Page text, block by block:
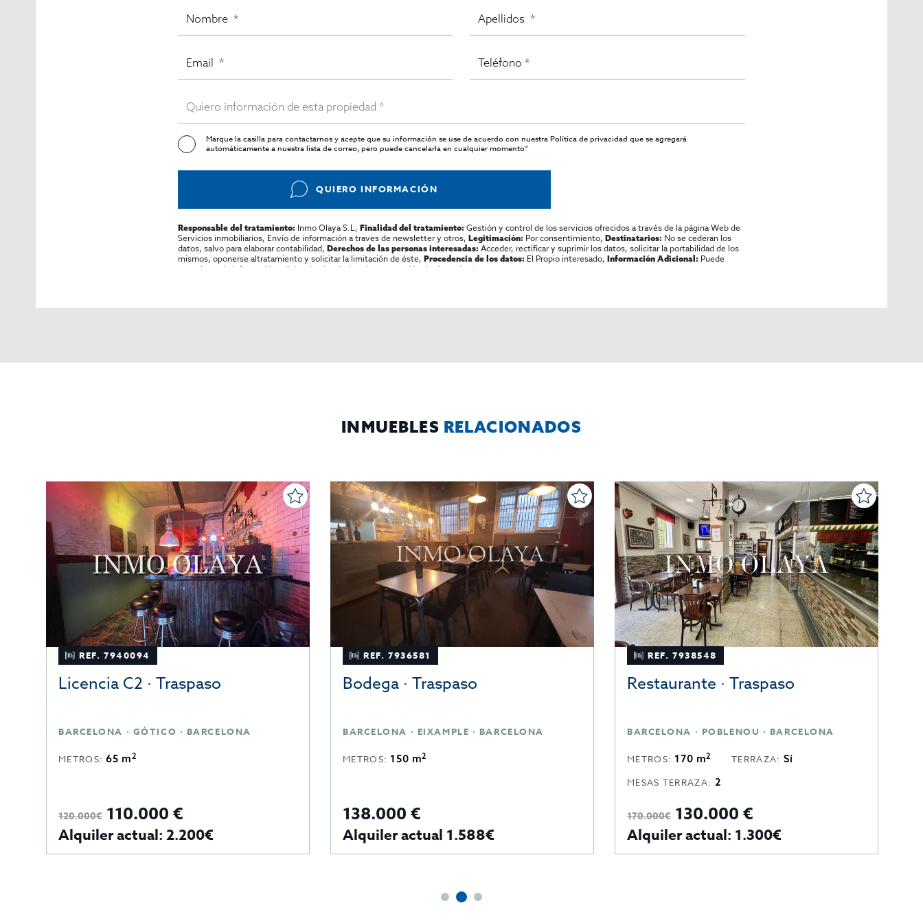
Marque la casilla para contactarnos y acepte que su información se use de acuerdo con nuestraPolítica de privacidad que se agregará
automáticamente a nuestra lista de correo, pero puede cancelarla en cualquier momento*
QUIERO INFORMACIÓN
Responsable del tratamiento: Inmo Olaya S.L, Finalidad del tratamiento: Gestión y control de los servicios ofrecidos a través de la página Web de
Servicios inmobiliarios, Envío de información a traves de newsletter y otros, Legitimación: Por consentimiento, Destinatarios: No se cederan los
datos, salvo para elaborar contabilidad, Derechos de las personas interesadas: Acceder, rectificar y suprimir los datos, solicitar la portabilidad de los
mismos, oponerse altratamiento y solicitar la limitación de éste, Procedencia de los datos: El Propio interesado, Información Adicional: Puede
consultarse la información adicional y detallada sobre protección de datos
Aquí.
INMUEBLES RELACIONADOS
REF. 7940094
Licencia C2 · Traspaso
BARCELONA · GÓTICO · BARCELONA
METROS:65 m2
120.000€ 110.000 €
Alquiler actual: 2.200€
REF. 7936581
Bodega · Traspaso
BARCELONA · EIXAMPLE · BARCELONA
METROS: 150 m2
138.000 €
Alquiler actual 1.588€
REF. 7938548
Restaurante · Traspaso
BARCELONA · POBLENOU · BARCELONA
METROS: 170 m2 TERRAZA: Sí
MESAS TERRAZA: 2
170.000€ 130.000 €
Alquiler actual: 1.300€